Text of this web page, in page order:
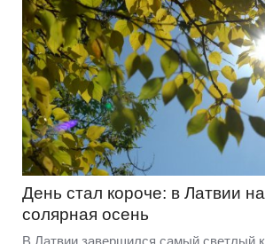
День стал короче: в Латвии
солярная осень